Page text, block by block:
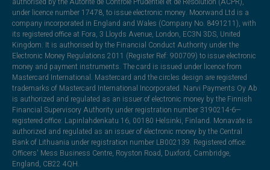
under licence number 17478, to issue electronic money. Moorwand Ltd is a
company incorporated in England and Wales (Company No. 8491211), with
its registered office at Fora, 3 Lloyds Avenue, London, EC3N 3DS, United
Kingdom. It is authorised by the Financial Conduct Authority under the
Electronic Money Regulations 2011 (Register Ref: 900709) to issue electronic
money and payment instruments. The card is issued under licence from
Mastercard International. Mastercard and the circles design are registered
trademarks of Mastercard International Incorporated. Narvi Payments Oy Ab
is authorized and regulated as an issuer of electronic money by the Finnish
Financial Supervisory Authority under registration number 3190214-6—
registered office: Lapinlahdenkatu 16, 00180 Helsinki, Finland. Monavate is
authorized and regulated as an issuer of electronic money by the Central
Bank of Lithuania under registration number LB002139. Registered office:
Officers' Mess Business Centre, Royston Road, Duxford, Cambridge,
England, CB22 4QH.